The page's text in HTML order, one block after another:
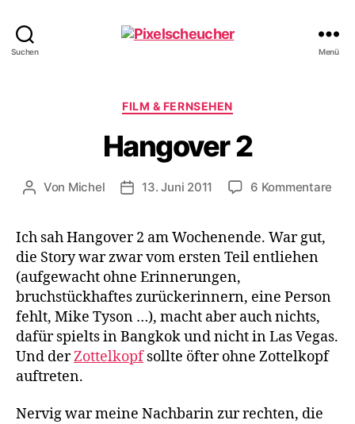
Suchen Menü
Kategorien
FILM & FERNSEHEN
Hangover 2
Beitragsautor
Von Michel Veröffentlichungsdatum
13. Juni 2011 6 Kommentare
Ich sah Hangover 2 am Wochenende. War gut,
die Story war zwar vom ersten Teil entliehen
(aufgewacht ohne Erinnerungen,
bruchstückhaftes zurückerinnern, eine Person
fehlt, Mike Tyson …), macht aber auch nichts,
dafür spielts in Bangkok und nicht in Las Vegas.
Und derZottelkopfsollte öfter ohne Zottelkopf
auftreten.
Nervig war meine Nachbarin zur rechten, die